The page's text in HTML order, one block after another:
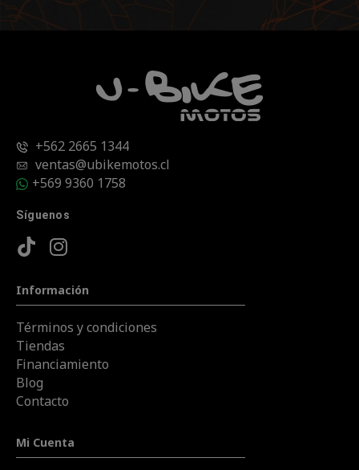
+562 2665 1344
ventas@ubikemotos.cl
+569 9360 1758
Síguenos
Información
Términos y condiciones
Tiendas
Financiamiento
Blog
Contacto
Mi Cuenta